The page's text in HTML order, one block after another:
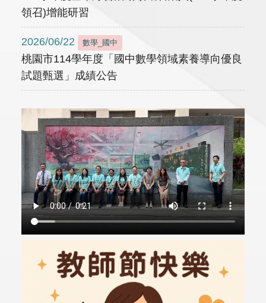
領召)增能研習
2026/06/22 數學_國中
桃園市114學年度「國中數學領域素養導向優良
試題甄選」成績公告